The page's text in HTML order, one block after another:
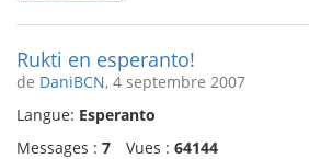
Rukti en esperanto!
de DaniBCN, 4 septembre 2007
Langue: Esperanto
Messages : 7 Vues : 64144